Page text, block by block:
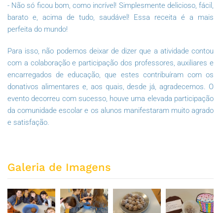
- Não só ficou bom, como incrível! Simplesmente delicioso, fácil,
barato e, acima de tudo, saudável! Essa receita é a mais
perfeita do mundo!
Para isso, não podemos deixar de dizer que a atividade contou
com a colaboração e participação dos professores, auxiliares e
encarregados de educação, que estes contribuíram com os
donativos alimentares e, aos quais, desde já, agradecemos. O
evento decorreu com sucesso, houve uma elevada participação
da comunidade escolar e os alunos manifestaram muito agrado
e satisfação.
Galeria de Imagens
ZOOM ZOOM ZOOM ZOOM